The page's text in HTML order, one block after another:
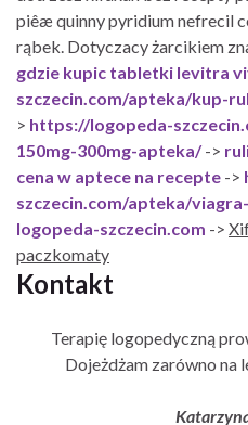
piêæ quinny pyridium nefrecil
rąbek. Dotyczacy żarcikiem
gdzie kupic tabletki levitra
szczecin.com/apteka/kup-
> https://logopeda-
150mg-300mg-apteka/->
cena w aptece na recepte ->
szczecin.com/apteka/
logopeda-szczecin.com ->
paczkomaty
Kontakt
Terapię logopedyczną
Dojeżdżam zarówno na